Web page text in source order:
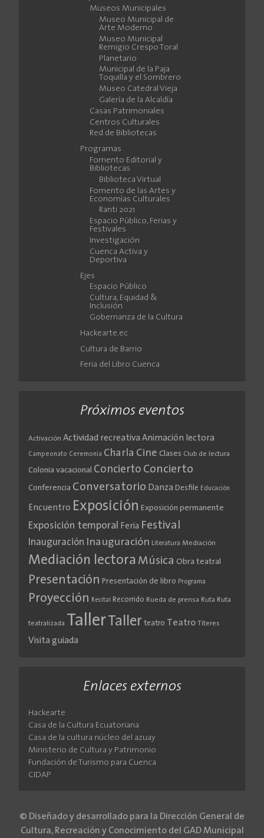
Museos Municipales
Museo Municipal de
Arte Moderno
Museo Municipal
Remigio Crespo Toral
Planetario
Municipal de la Paja
Toquilla y el Sombrero
Museo Catedral Vieja
Galería de la Alcaldía
Casas Patrimoniales
Centros Culturales
Red de Bibliotecas
Programas
Fomento Editorial y
Bibliotecas
Biblioteca Virtual
Fomento de las Artes y
Economías Culturales
Ranti 2021
Espacio Público, Ferias y
Festivales
Investigación
Cuenca Activa y
Deportiva
Ejes
Espacio Público
Cultura, Equidad &
Inclusión
Gobernanza de la Cultura
Hackearte.ec
Cultura de Barrio
Feria del Libro Cuenca
Próximos eventos
Activación Actividad recreativa Animación lectora
Campeonato Ceremonia Charla Cine Clases Club de lectura
Colonia vacacional Concierto Concierto
Conferencia Conversatorio Danza Desfile Educación
Encuentro Exposición Exposición permanente
Exposición temporal Feria Festival
Inauguración Inauguración Literatura Mediación
Mediación lectora Música Obra teatral
Presentación Presentación de libro Programa
Proyección Recital Recorrido Rueda de prensa Ruta Ruta
teatralizada TallerTaller teatro Teatro Títeres
Visita guiada
Enlaces externos
Hackearte
Casa de la Cultura Ecuatoriana
Casa de la cultura núcleo del azuay
Ministerio de Cultura y Patrimonio
Fundación de Turismo para Cuenca
CIDAP
© Diseñado y desarrollado para la Dirección General de
Cultura, Recreación y Conocimiento del GAD Municipal